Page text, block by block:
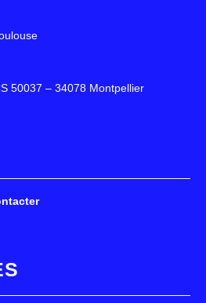
50037 – 34078 Montpellier